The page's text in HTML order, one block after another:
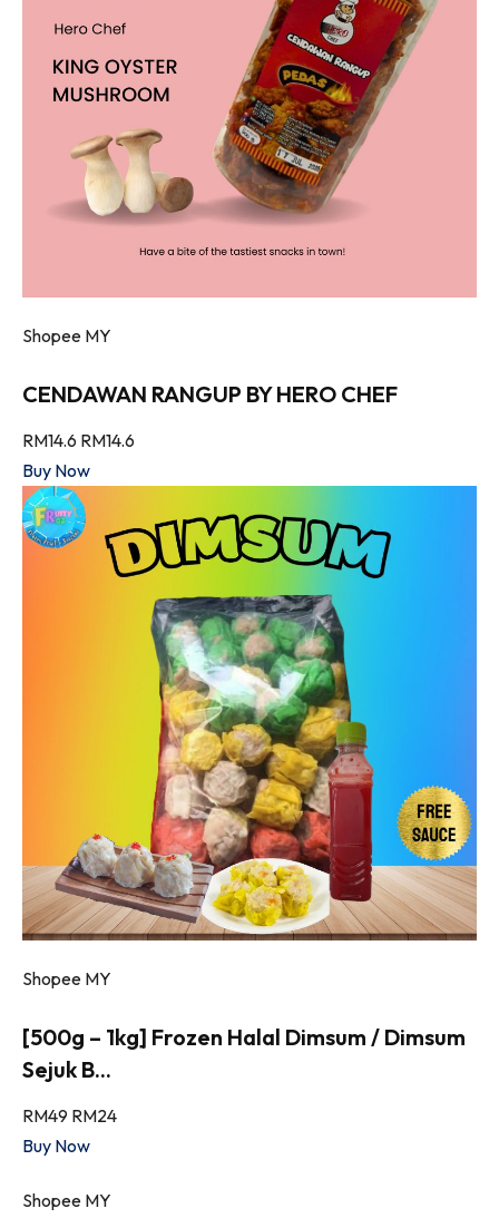
Shopee MY
CENDAWAN RANGUP BY HERO CHEF
RM14.6 RM14.6
Buy Now
Shopee MY
[500g – 1kg] Frozen Halal Dimsum / Dimsum
Sejuk B...
RM49 RM24
Buy Now
Shopee MY